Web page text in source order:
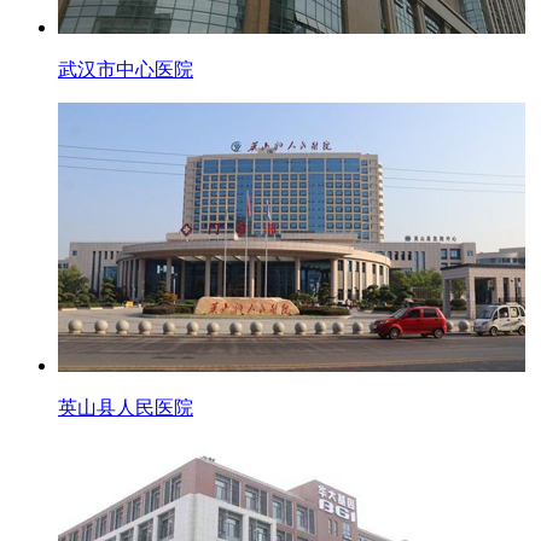
武汉市中心医院
英山县人民医院